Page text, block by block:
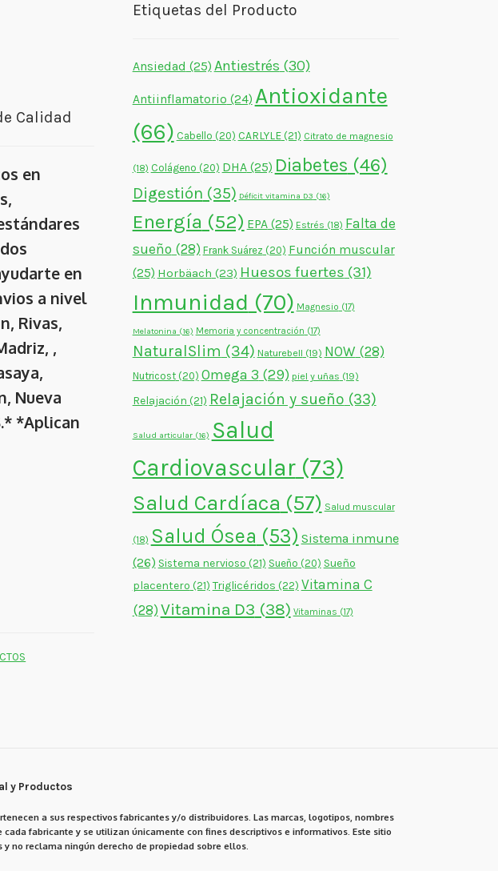
Calidad
en
en
a nivel
Rivas,
,
Nueva
*Aplican
Etiquetas del Producto
Ansiedad (25) Antiestrés (30)
Antiinflamatorio (24) Antioxidante
(66) Cabello (20) CARLYLE(21) Citrato de magnesio
(18) Colágeno (20) DHA(25) Diabetes (46)
Digestión (35) Déficit vitamina D3 (16)
Energía (52) EPA(25) Estrés (18) Falta de
sueño (28) Frank Suárez (20) Función muscular
(25) Horbäach (23) Huesos fuertes (31)
Inmunidad (70) Magnesio (17)
Melatonina (16) Memoria y concentración (17)
NaturalSlim (34) Naturebell (19) NOW (28)
Nutricost(20) Omega 3 (29) piel y uñas (19)
Relajación (21) Relajación y sueño (33)
Salud articular(16) Salud
Cardiovascular(73)
Salud Cardíaca (57) Salud muscular
(18) Salud Ósea (53) Sistema inmune
(26) Sistema nervioso (21) Sueño (20) Sueño
placentero (21) Triglicéridos (22) Vitamina C
(28) Vitamina D3 (38) Vitaminas (17)
y Productos
a sus respectivos fabricantes y/o distribuidores. Las marcas, logotipos, nombres
fabricante y se utilizan únicamente con fines descriptivos e informativos. Este sitio
no reclama ningún derecho de propiedad sobre ellos.